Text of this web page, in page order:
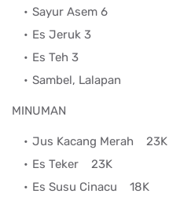
Sayur Asem 6
Es Jeruk 3
Es Teh 3
Sambel, Lalapan
MINUMAN
Jus Kacang Merah 23K
Es Teker 23K
Es Susu Cinacu 18K